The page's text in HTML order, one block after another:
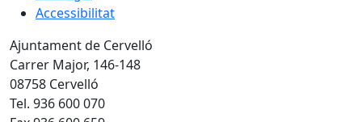
Accessibilitat
Ajuntament de Cervelló
Carrer Major, 146-148
08758 Cervelló
Tel. 936 600 070